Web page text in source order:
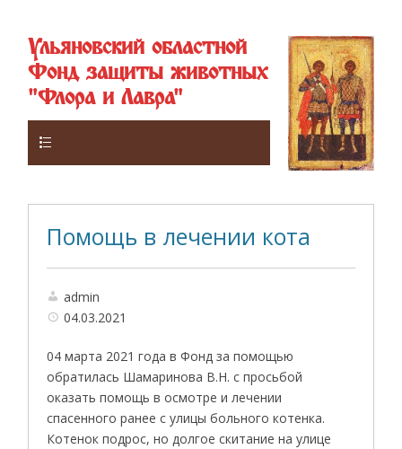
Ульяновский областной
Фонд защиты животных
"Флора и Лавра"
Помощь в лечении кота
admin
04.03.2021
04 марта 2021 года в Фонд за помощью
обратилась Шамаринова В.Н. с просьбой
оказать помощь в осмотре и лечении
спасенного ранее с улицы больного котенка.
Котенок подрос, но долгое скитание на улице